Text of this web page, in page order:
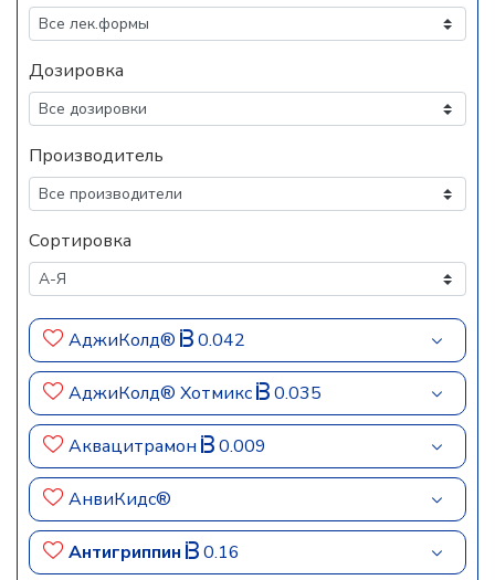
Дозировка
Производитель
Сортировка
АджиКолд® 0.042
АджиКолд® Хотмикс 0.035
Аквацитрамон 0.009
АнвиКидс®
Антигриппин 0.16